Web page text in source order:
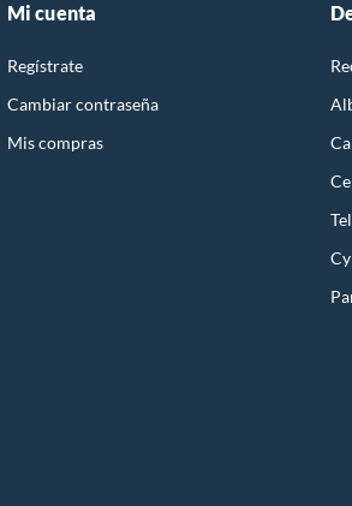
Mi cuenta
Regístrate
Cambiar contraseña
Mis compras